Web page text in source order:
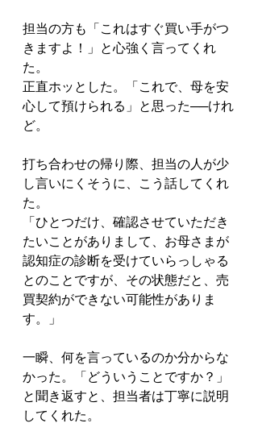
担当の方も「これはすぐ買い手がつ
きますよ！」と心強く言ってくれ
た。
正直ホッとした。「これで、母を安
心して預けられる」と思った──けれ
ど。
打ち合わせの帰り際、担当の人が少
し言いにくそうに、こう話してくれ
た。
「ひとつだけ、確認させていただき
たいことがありまして、お母さまが
認知症の診断を受けていらっしゃる
とのことですが、その状態だと、売
買契約ができない可能性がありま
す。」
一瞬、何を言っているのか分からな
かった。「どういうことですか？」
と聞き返すと、担当者は丁寧に説明
してくれた。